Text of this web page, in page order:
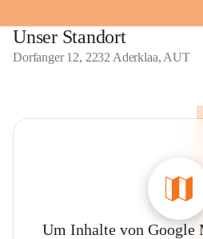
Unser Standort
Dorfanger 12, 2232 Aderklaa, AUT
Um Inhalte von Google